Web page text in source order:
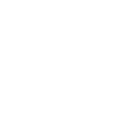
れた御城印。
するあじさいをモチーフにした御城